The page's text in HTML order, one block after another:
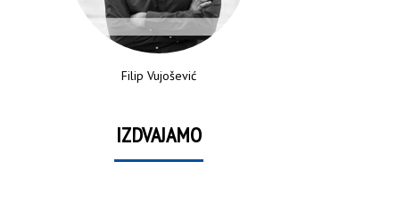
Filip Vujošević
IZDVAJAMO